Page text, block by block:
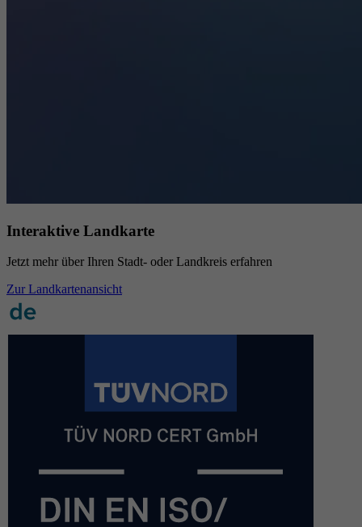
Interaktive Landkarte
Jetzt mehr über Ihren Stadt- oder Landkreis erfahren
Zur Landkartenansicht